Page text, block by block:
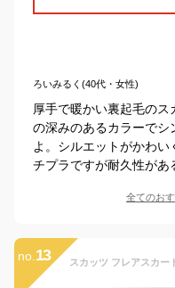
ろいみるく(40代・女性)
厚手で暖かい裏起毛のス
の深みのあるカラーでシ
よ。シルエットがかわ
チプラですが耐久性があ
全てのお
no. 13